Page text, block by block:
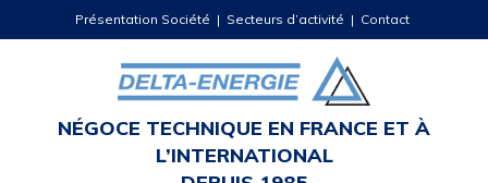
Présentation Société | Secteurs d’activité | Contact
NÉGOCE TECHNIQUE EN FRANCE ET À
L’INTERNATIONAL